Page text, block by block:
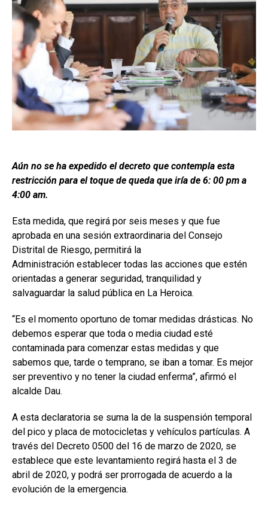
Aún no se ha expedido el decreto que contempla esta
restricción para el toque de queda que iría de 6: 00 pm a
4:00 am.
Esta medida, que regirá por seis meses y que fue
aprobada en una sesión extraordinaria del Consejo
Distrital de Riesgo, permitirá la
Administración establecer todas las acciones que estén
orientadas a generar seguridad, tranquilidad y
salvaguardar la salud pública en La Heroica.
“Es el momento oportuno de tomar medidas drásticas. No
debemos esperar que toda o media ciudad esté
contaminada para comenzar estas medidas y que
sabemos que, tarde o temprano, se iban a tomar. Es mejor
ser preventivo y no tener la ciudad enferma”, afirmó el
alcalde Dau.
A esta declaratoria se suma la de la suspensión temporal
del pico y placa de motocicletas y vehículos partículas. A
través del Decreto 0500 del 16 de marzo de 2020, se
establece que este levantamiento regirá hasta el 3 de
abril de 2020, y podrá ser prorrogada de acuerdo a la
evolución de la emergencia.